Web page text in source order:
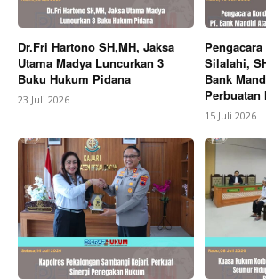
Dr.Fri Hartono SH,MH, Jaksa
Utama Madya Luncurkan 3
Buku Hukum Pidana
23 Juli 2026
Silalahi,
Bank
Perbuatan
15 Juli 2026